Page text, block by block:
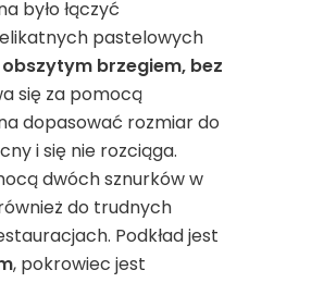
było łączyć
pastelowych
brzegiem, bez
się za pomocą
dopasować rozmiar do
i się nie rozciąga.
dwóch sznurków w
do trudnych
Podkład jest
, pokrowiec jest